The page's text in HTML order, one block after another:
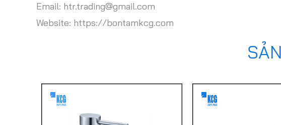
Email: htr.trading@gmail.com
Website: https://bontamkcg.com